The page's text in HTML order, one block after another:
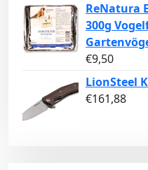
ReNatura
300g
€9,50
LionSteel
€161,88